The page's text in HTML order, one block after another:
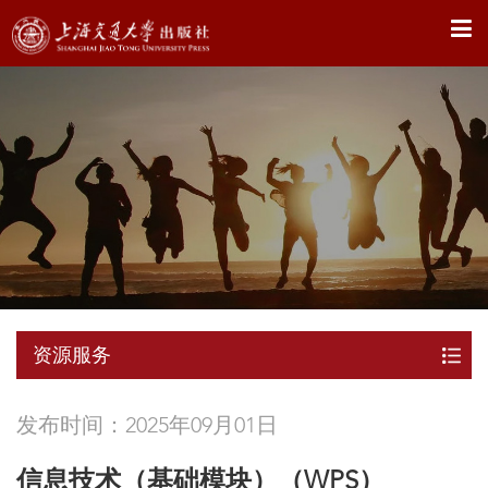
X
资源服务
发布时间：2025年09月01日
信息技术（基础模块）（WPS）